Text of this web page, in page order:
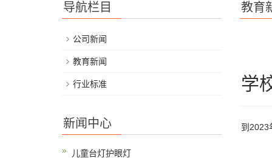
教育
学
到2023
导航栏目
公司新闻
教育新闻
行业标准
新闻中心
儿童台灯护眼灯